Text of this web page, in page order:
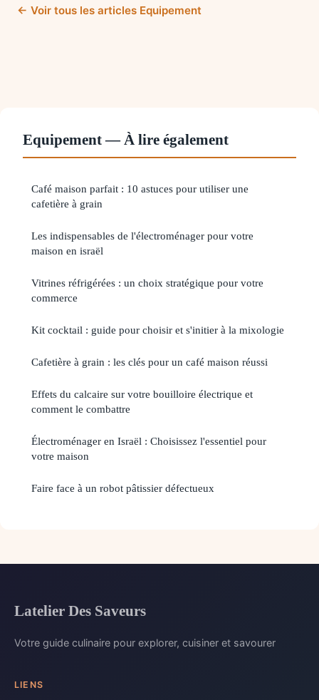
← Voir tous les articles Equipement
Equipement — À lire également
Café maison parfait : 10 astuces pour utiliser une
cafetière à grain
Les indispensables de l'électroménager pour votre
maison en israël
Vitrines réfrigérées : un choix stratégique pour votre
commerce
Kit cocktail : guide pour choisir et s'initier à la mixologie
Cafetière à grain : les clés pour un café maison réussi
Effets du calcaire sur votre bouilloire électrique et
comment le combattre
Électroménager en Israël : Choisissez l'essentiel pour
votre maison
Faire face à un robot pâtissier défectueux
Latelier Des Saveurs
Votre guide culinaire pour explorer, cuisiner et savourer
LIENS